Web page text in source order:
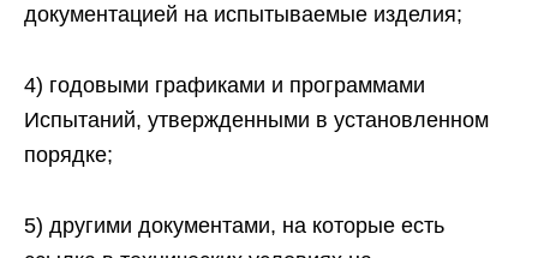
документацией на испытываемые изделия;
4) годовыми графиками и программами
Испытаний, утвержденными в установленном
порядке;
5) другими документами, на которые есть